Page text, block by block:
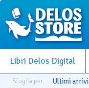
Libri Delos Digital
Sfoglia per Ultimi arrivi